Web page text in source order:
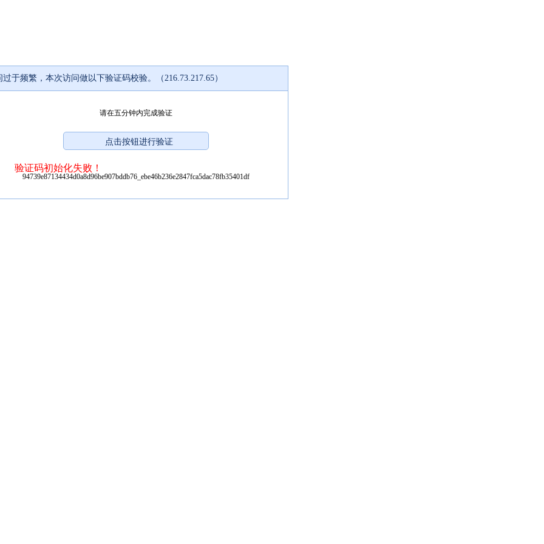
过于频繁，本次访问做以下验证码校验。（216.73.217.65）
请在五分钟内完成验证
验证码初始化失败！
94739e87134434d0a8d96be907bddb76_ebe46b236e2847fca5dac78fb35401df